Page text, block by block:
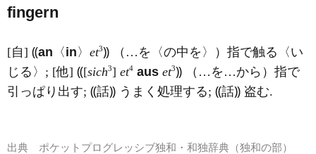
fingern
[自] ⸨an 〈in〉 et3⸩ （…を〈の中を〉）指で触る〈い
じる〉; [他] ⸨[sich3] et4 aus et3⸩ （…を…から）指で
引っぱり出す; ⸨話⸩ うまく処理する; ⸨話⸩ 盗む.
出典 ポケットプログレッシブ独和・和独辞典（独和の部）